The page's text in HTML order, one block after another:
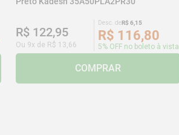
R$ 122,95
Ou 9x de R$ 13 66
Desc. deR$ 6, 15
R$ 116,80
5% OFF no boleto à vista
COMPRAR